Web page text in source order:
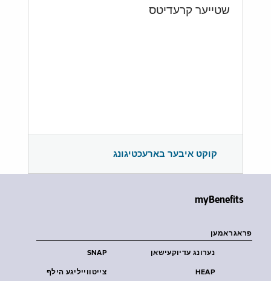
שטייער קרעדיטס
קוקט איבער בארעכטיגונג
myBenefits
פראגראמען
SNAP נערונג עדיוקעישאן
צייטווייליגע הילף HEAP